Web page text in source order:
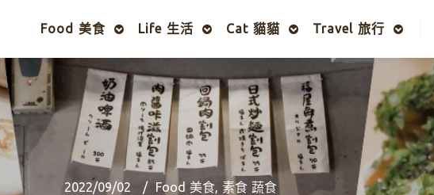
Food 美食 Life 生活 Cat 貓貓 Travel 旅行
2022/09/02 Food 美食, 素食 蔬食